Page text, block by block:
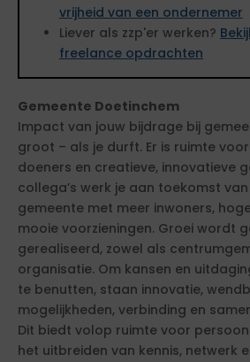
vrijheid van een ondernemer
Liever als zzp'er werken?
freelance opdrachten
Gemeente Doetinchem
Impact van jouw bijdrage bij
groot – als je durft. Er is ruimte
doeners en creatieve, innovatieve
collega’s werk je aan toekomst
gemeente met meer inwoners,
mooie voorzieningen. Groei wordt
gerealiseerd, zowel als
organisatie. Om kansen en
te benutten, staan innovatie,
mogelijkheden, verbinding en
Dit biedt volop ruimte voor
het uitbreiden van kennis, netwerk